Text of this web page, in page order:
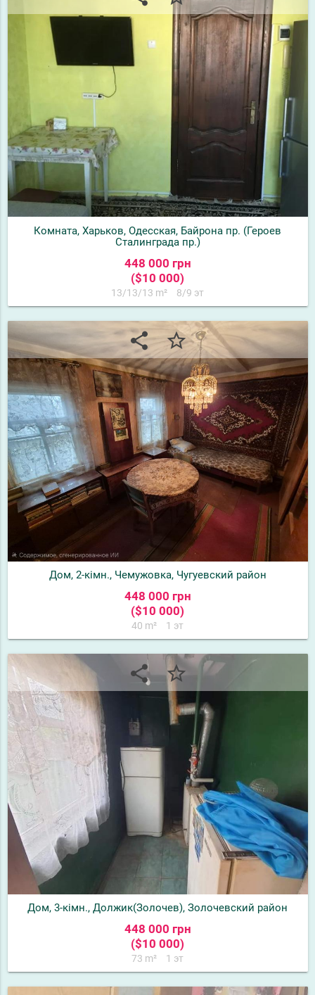
Комната, Харьков, Одесская, Байрона пр. (Героев
Сталинграда пр.)
448 000 грн
($10 000)
13/13/13 m² 8/9 эт
share star_border
Дом, 2-кімн., Чемужовка, Чугуевский район
448 000 грн
($10 000)
40 m² 1 эт
share star_border
Дом, 3-кімн., Должик(Золочев), Золочевский район
448 000 грн
($10 000)
73 m² 1 эт